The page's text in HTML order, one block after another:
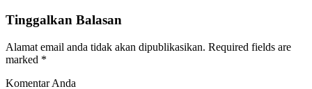
Tinggalkan Balasan
Alamat email anda tidak akan dipublikasikan. Required fields are
marked *
Komentar Anda